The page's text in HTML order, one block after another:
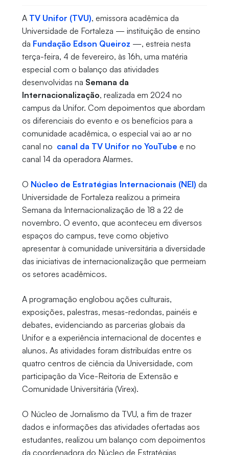
A TV Unifor (TVU), emissora acadêmica da
Universidade de Fortaleza — instituição de ensino
da Fundação Edson Queiroz —, estreia nesta
terça-feira, 4 de fevereiro, às 16h, uma matéria
especial com o balanço das atividades
desenvolvidas na Semana da
Internacionalização, realizada em 2024 no
campus da Unifor. Com depoimentos que abordam
os diferenciais do evento e os benefícios para a
comunidade acadêmica, o especial vai ao ar no
canal no canal da TV Unifor no YouTube e no
canal 14 da operadora Alarmes.
O Núcleo de Estratégias Internacionais (NEI) da
Universidade de Fortaleza realizou a primeira
Semana da Internacionalização de 18 a 22 de
novembro. O evento, que aconteceu em diversos
espaços do campus, teve como objetivo
apresentar à comunidade universitária a diversidade
das iniciativas de internacionalização que permeiam
os setores acadêmicos.
A programação englobou ações culturais,
exposições, palestras, mesas-redondas, painéis e
debates, evidenciando as parcerias globais da
Unifor e a experiência internacional de docentes e
alunos. As atividades foram distribuídas entre os
quatro centros de ciência da Universidade, com
participação da Vice-Reitoria de Extensão e
Comunidade Universitária (Virex).
O Núcleo de Jornalismo da TVU, a fim de trazer
dados e informações das atividades ofertadas aos
estudantes, realizou um balanço com depoimentos
da coordenadora do Núcleo de Estratégias